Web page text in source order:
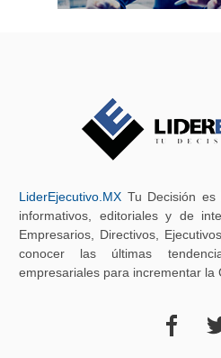
LiderEjecutivo.MX Tu Decisión es
informativos, editoriales y de
Empresarios, Directivos,
conocer las últimas
empresariales para incrementar la